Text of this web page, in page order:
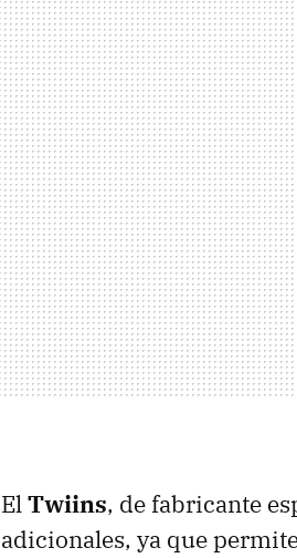
ElTwiins, de fabricante
adicionales, ya que